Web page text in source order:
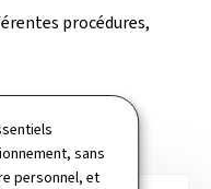
sans
personnel, et
procédures,